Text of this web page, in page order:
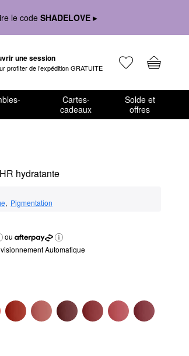
le code SHADELOVE ▸
une session
profiter de l’expédition GRATUITE
Cartes-
cadeaux
Solde et
offres
hydratante
, Pigmentation
ou
Automatique